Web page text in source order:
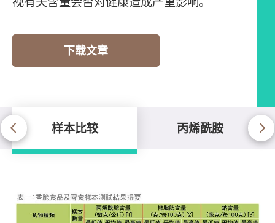
下载文章
样本比较 丙烯酰胺
样本比较